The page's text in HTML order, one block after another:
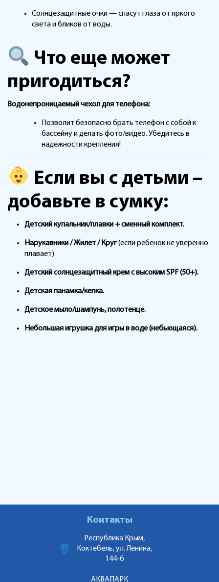
Солнцезащитные очки — спасут глаза от яркого
света и бликов от воды.
Что еще может
пригодиться?
Водонепроницаемый чехол для телефона:
Позволит безопасно брать телефон с собой к
бассейну и делать фото/видео. Убедитесь в
надежности крепления!
Если вы с детьми –
добавьте в сумку:
Детский купальник/плавки + сменный комплект.
Нарукавники / Жилет / Круг(если ребенок не уверенно
плавает).
Детский солнцезащитный крем с высоким SPF (50+).
Детская панамка/кепка.
Детское мыло/шампунь, полотенце.
Небольшая игрушка для игры в воде (небьющаяся).
Контакты
Республика Крым,
Коктебель, ул. Ленина,
144-б
АКВАПАРК